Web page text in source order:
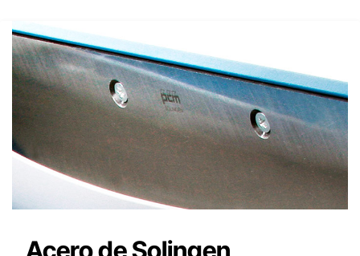
Acero de Solingen